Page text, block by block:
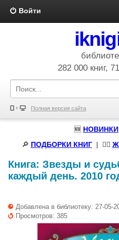
Войти
282 000 книг,
Полная версия сайта
🆕 НОВИНКИ
🔎 ПОДБОРКИ КНИГ| 🧝‍♀️
Книга: Звезды и
каждый день. 2010
Добавлена в библиотеку: 27-05-
Просмотров: 385